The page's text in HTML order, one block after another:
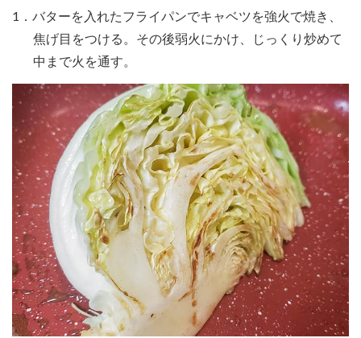
1．バターを入れたフライパンでキャベツを強火で焼き、
焦げ目をつける。その後弱火にかけ、じっくり炒めて
中まで火を通す。